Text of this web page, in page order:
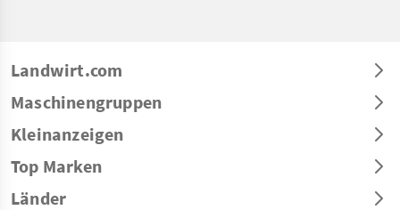
Landwirt.com
Maschinengruppen
Kleinanzeigen
Top Marken
Länder